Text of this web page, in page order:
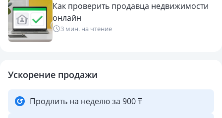
Как проверить продавца недвижимости
онлайн
3 мин. на чтение
Ускорение продажи
Продлить на неделю за 900 ₸